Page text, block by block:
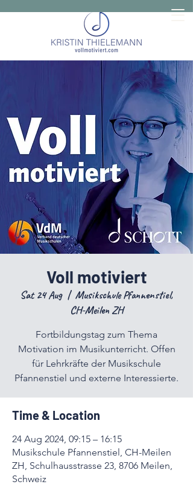
Voll motiviert
Sat 24 Aug
  |
Musikschule Pfannenstiel,
CH-Meilen ZH
Fortbildungstag zum Thema
Motivation im Musikunterricht. Offen
für Lehrkräfte der Musikschule
Pfannenstiel und externe Interessierte.
Time & Location
24 Aug 2024, 09:15 – 16:15
Musikschule Pfannenstiel, CH-Meilen
ZH, Schulhausstrasse 23, 8706 Meilen,
Schweiz